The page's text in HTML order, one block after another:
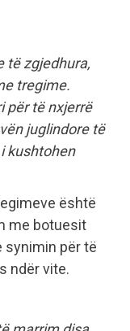
të zgjedhura,
tregime.
për të nxjerrë
juglindore të
kushtohen
është
me botuesit
synimin për të
ndër vite.